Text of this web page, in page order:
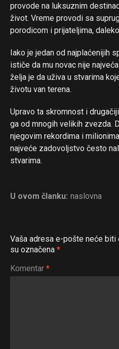
provode na luksuznim
život. Vreme provodi sa
porodicom i prijateljima,
Iako je jedan od najplaćenijih
ističe da mu novac nije
želja je da uživa u stvarima
životu van terena.
Upravo ta skromnost i
ga od mnogih velikih zvezda.
njegovim rekordima i
najveće zadovoljstvo često
stvarima.
U ovom članku: naslovna
Vaša adresa e-pošte neće biti
su označena *
Komentar *